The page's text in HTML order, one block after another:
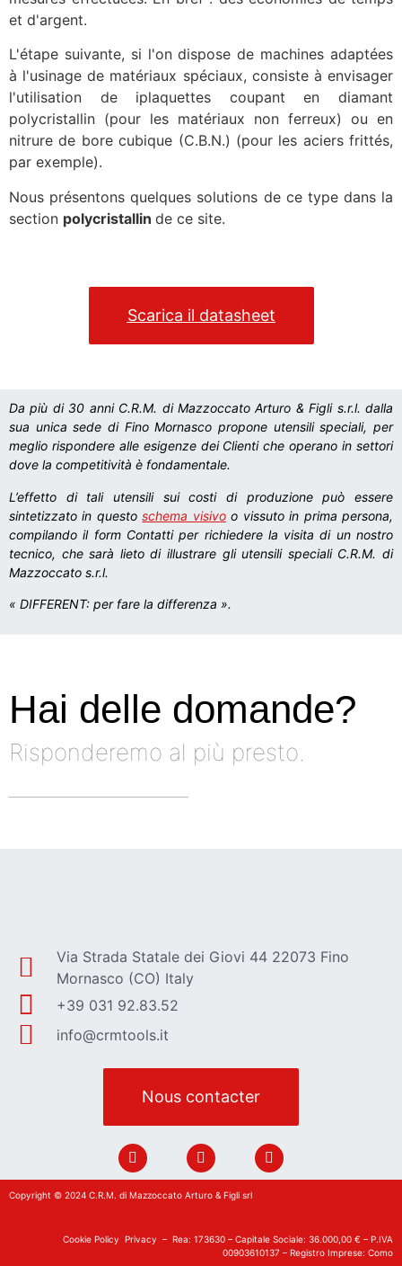
et d'argent.
L'étape suivante, si l'on dispose de machines adaptées
à l'usinage de matériaux spéciaux, consiste à envisager
l'utilisation de iplaquettes coupant en diamant
polycristallin (pour les matériaux non ferreux) ou en
nitrure de bore cubique (C.B.N.) (pour les aciers frittés,
par exemple).
Nous présentons quelques solutions de ce type dans la
section polycristallin de ce site.
Scarica il datasheet
Da più di 30 anni C.R.M. di Mazzoccato Arturo & Figli s.r.l. dalla
sua unica sede di Fino Mornasco propone utensili speciali, per
meglio rispondere alle esigenze dei Clienti che operano in settori
dove la competitività è fondamentale.
L’effetto di tali utensili sui costi di produzione può essere
sintetizzato in questoschema visivoo vissuto in prima persona,
compilando il form Contatti per richiedere la visita di un nostro
tecnico, che sarà lieto di illustrare gli utensili speciali C.R.M. di
Mazzoccato s.r.l.
« DIFFERENT: per fare la differenza ».
Hai delle domande?
Risponderemo al più presto.
Via Strada Statale dei Giovi 44 22073 Fino
Mornasco (CO) Italy
+39 031 92.83.52
info@crmtools.it
Nous contacter
Copyright © 2024 C.R.M. di Mazzoccato Arturo & Figli srl
Cookie Policy Privacy – Rea: 173630 – Capitale Sociale: 36.000,00 € – P.IVA
00903610137 – Registro Imprese: Como